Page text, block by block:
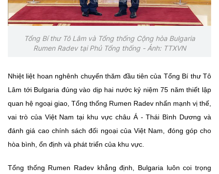
website này)
Tổng Bí thư Tô Lâm và Tổng thống Cộng hòa Bulgaria
Rumen Radev tại Phủ Tổng thống - Ảnh: TTXVN
Nhiệt liệt hoan nghênh chuyến thăm đầu tiên của Tổng Bí thư Tô
Lâm tới Bulgaria đúng vào dịp hai nước kỷ niệm 75 năm thiết lập
quan hệ ngoại giao, Tổng thống Rumen Radev nhấn mạnh vị thế,
vai trò của Việt Nam tại khu vực châu Á - Thái Bình Dương và
đánh giá cao chính sách đối ngoại của Việt Nam, đóng góp cho
hòa bình, ổn định và phát triển của khu vực.
Tổng thống Rumen Radev khẳng định, Bulgaria luôn coi trọng